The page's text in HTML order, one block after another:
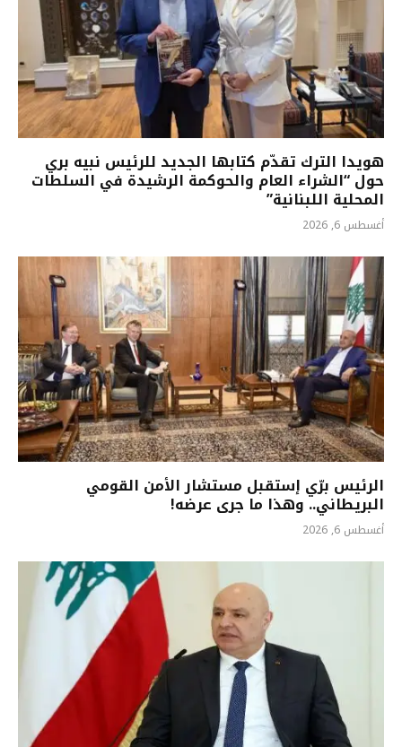
هويدا الترك تقدّم كتابها الجديد للرئيس نبيه بري
حول “الشراء العام والحوكمة الرشيدة في السلطات
المحلية اللبنانية”
أغسطس 6, 2026
الرئيس برّي إستقبل مستشار الأمن القومي
البريطاني.. وهذا ما جرى عرضه!
أغسطس 6, 2026